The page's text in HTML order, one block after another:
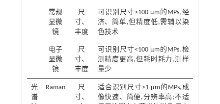
常规
显微
镜
尺
寸、
丰度
可识别尺寸>100 μm的MPs,经
济、简单,但精度低,需辅以染
色技术
电子
显微
镜
尺
寸、
丰度
可识别尺寸<100 μm的MPs,检
测精度更高,但耗时耗力,测样
量少
光
谱
Raman
尺
寸、
适合识别尺寸>1 μm的MPs,成
像快速、简便,分辨率高;不适